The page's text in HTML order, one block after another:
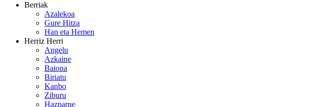
Berriak
Azalekoa
Gure Hitza
Han eta Hemen
Herriz Herri
Angelu
Azkaine
Baiona
Biriatu
Kanbo
Ziburu
Hazparne